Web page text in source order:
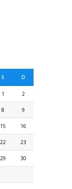
S D
1 2
8 9
15 16
22 23
29 30